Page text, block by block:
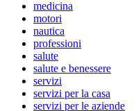
medicina
motori
nautica
professioni
salute
salute e benessere
servizi
servizi per la casa
servizi per le aziende